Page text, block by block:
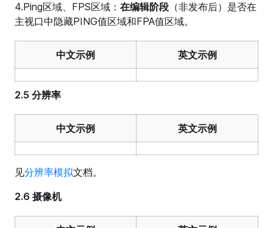
4.Ping区域、FPS区域： 在编辑阶段 （非发布后）是否在
主视口中隐藏PING值区域和FPA值区域。
中文示例 英文示例
2.5 分辨率
中文示例 英文示例
见分辨率模拟文档。
2.6 摄像机